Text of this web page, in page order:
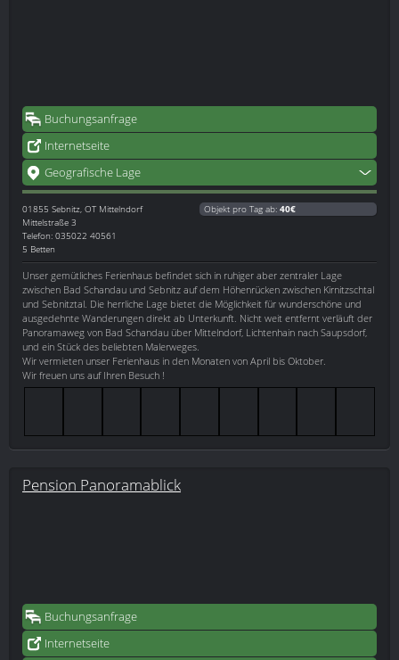
Buchungsanfrage
Internetseite
Geografische Lage
01855 Sebnitz, OT Mittelndorf
Mittelstraße 3
Telefon: 035022 40561
5 Betten
Objekt pro Tag ab: 40€
Unser gemütliches Ferienhaus befindet sich in ruhiger aber zentraler Lage
zwischen Bad Schandau und Sebnitz auf dem Höhenrücken zwischen Kirnitzschtal
und Sebnitztal. Die herrliche Lage bietet die Möglichkeit für wunderschöne und
ausgedehnte Wanderungen direkt ab Unterkunft. Nicht weit entfernt verläuft der
Panoramaweg von Bad Schandau über Mittelndorf, Lichtenhain nach Saupsdorf,
und ein Stück des beliebten Malerweges.
Wir vermieten unser Ferienhaus in den Monaten von April bis Oktober.
Wir freuen uns auf Ihren Besuch !
Pension Panoramablick
Buchungsanfrage
Internetseite